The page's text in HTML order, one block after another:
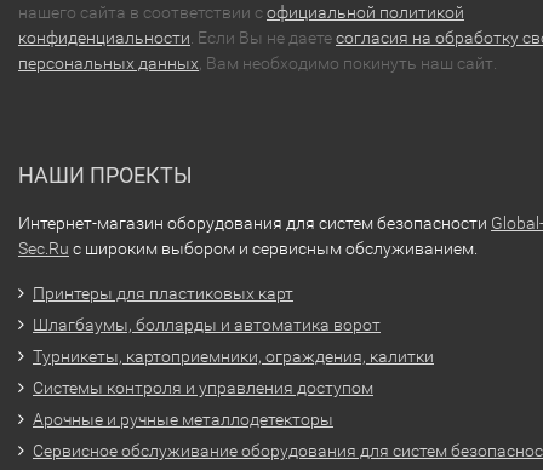
нашего сайта в соответствии софициальной политикой
конфиденциальности . Если Вы не даетесогласия на обработку
персональных данных , Вам необходимо покинуть наш сайт.
НАШИ ПРОЕКТЫ
Интернет-магазин оборудования для систем безопасности Global-
Sec.Ru с широким выбором и сервисным обслуживанием.
Принтеры для пластиковых карт
Шлагбаумы, болларды и автоматика ворот
Турникеты, картоприемники, ограждения, калитки
Системы контроля и управления доступом
Арочные и ручные металлодетекторы
Сервисное обслуживание оборудования для систем